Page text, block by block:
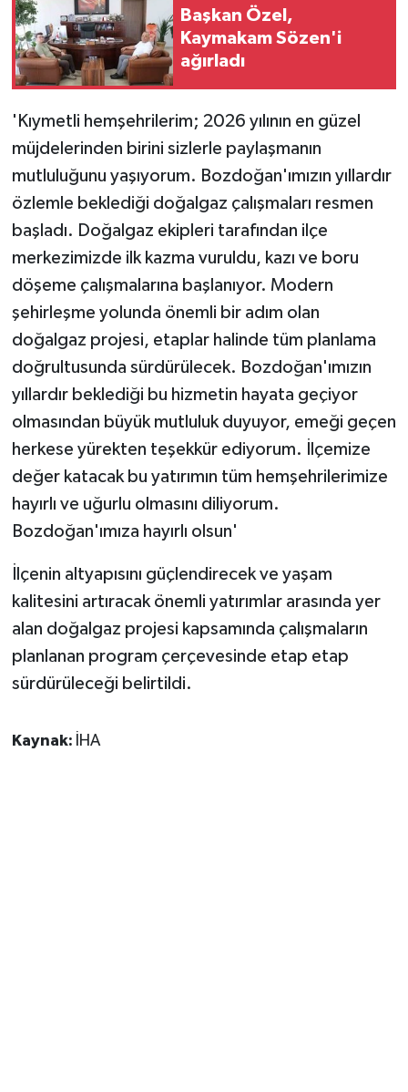
Başkan Özel,
Kaymakam Sözen'i
ağırladı
'Kıymetli hemşehrilerim; 2026 yılının en güzel
müjdelerinden birini sizlerle paylaşmanın
mutluluğunu yaşıyorum. Bozdoğan'ımızın yıllardır
özlemle beklediği doğalgaz çalışmaları resmen
başladı. Doğalgaz ekipleri tarafından ilçe
merkezimizde ilk kazma vuruldu, kazı ve boru
döşeme çalışmalarına başlanıyor. Modern
şehirleşme yolunda önemli bir adım olan
doğalgaz projesi, etaplar halinde tüm planlama
doğrultusunda sürdürülecek. Bozdoğan'ımızın
yıllardır beklediği bu hizmetin hayata geçiyor
olmasından büyük mutluluk duyuyor, emeği geçen
herkese yürekten teşekkür ediyorum. İlçemize
değer katacak bu yatırımın tüm hemşehrilerimize
hayırlı ve uğurlu olmasını diliyorum.
Bozdoğan'ımıza hayırlı olsun'
İlçenin altyapısını güçlendirecek ve yaşam
kalitesini artıracak önemli yatırımlar arasında yer
alan doğalgaz projesi kapsamında çalışmaların
planlanan program çerçevesinde etap etap
sürdürüleceği belirtildi.
Kaynak: İHA